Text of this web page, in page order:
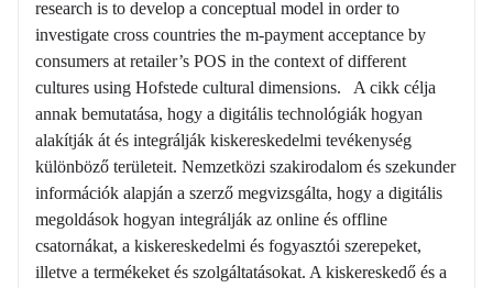
research is to develop a conceptual model in order to
investigate cross countries the m-payment acceptance by
consumers at retailer’s POS in the context of different
cultures using Hofstede cultural dimensions. A cikk célja
annak bemutatása, hogy a digitális technológiák hogyan
alakítják át és integrálják kiskereskedelmi tevékenység
különböző területeit. Nemzetközi szakirodalom és szekunder
információk alapján a szerző megvizsgálta, hogy a digitális
megoldások hogyan integrálják az online és offline
csatornákat, a kiskereskedelmi és fogyasztói szerepeket,
illetve a termékeket és szolgáltatásokat. A kiskereskedő és a